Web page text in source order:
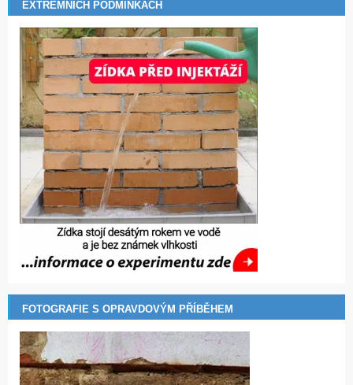
EXTRÉMNÍCH PODMÍNKÁCH
FOTOGRAFIE S OPRAVDOVÝM PŘÍBĚHEM